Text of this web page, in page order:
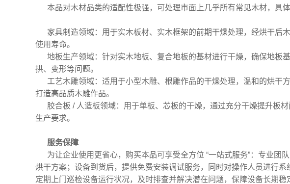
本品对木材品类的适配性极强，可处理市面上几乎所有常见木材，具体
家具制造领域：用于实木板材、实木框架的前期干燥处理，经烘干后
使用寿命。
地板生产领域：针对实木地板、复合地板的基材进行干燥，确保地板
拱、变形等问题。
工艺木雕领域：适用于小型木雕、根雕作品的干燥处理，温和的烘干
打造高品质木雕作品。
胶合板 / 人造板领域：用于单板、芯板的干燥，通过充分干燥提升板
生产要求。
服务保障
为让企业使用更省心，购买本品可享受全方位 “一站式服务”：专业
烘干方案；设备到货后，提供免费安装调试服务，同时对操作人员进行
定期上门巡检设备运行状况，及时排查并解决潜在问题，保障设备长期稳